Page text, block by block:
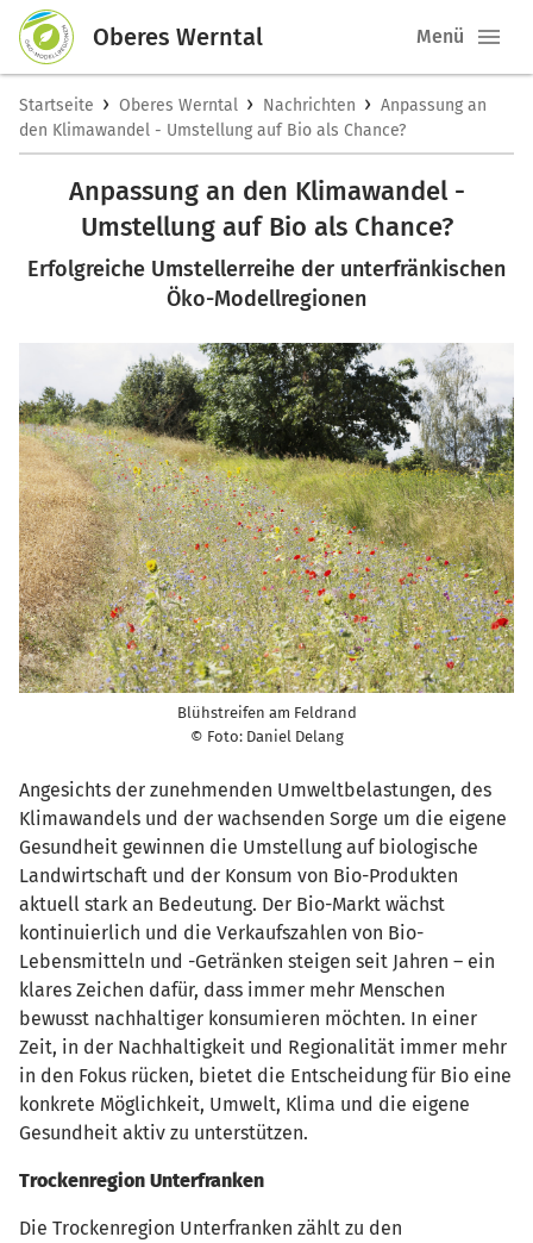
Oberes Werntal Menü
Startseite › Oberes Werntal › Nachrichten › Anpassung an
den Klimawandel - Umstellung auf Bio als Chance?
Anpassung an den Klimawandel -
Umstellung auf Bio als Chance?
Erfolgreiche Umstellerreihe der unterfränkischen
Öko-Modellregionen
Blühstreifen am Feldrand
© Foto: Daniel Delang
Angesichts der zunehmenden Umweltbelastungen, des
Klimawandels und der wachsenden Sorge um die eigene
Gesundheit gewinnen die Umstellung auf biologische
Landwirtschaft und der Konsum von Bio-Produkten
aktuell stark an Bedeutung. Der Bio-Markt wächst
kontinuierlich und die Verkaufszahlen von Bio-
Lebensmitteln und -Getränken steigen seit Jahren – ein
klares Zeichen dafür, dass immer mehr Menschen
bewusst nachhaltiger konsumieren möchten. In einer
Zeit, in der Nachhaltigkeit und Regionalität immer mehr
in den Fokus rücken, bietet die Entscheidung für Bio eine
konkrete Möglichkeit, Umwelt, Klima und die eigene
Gesundheit aktiv zu unterstützen.
Trockenregion Unterfranken
Die Trockenregion Unterfranken zählt zu den